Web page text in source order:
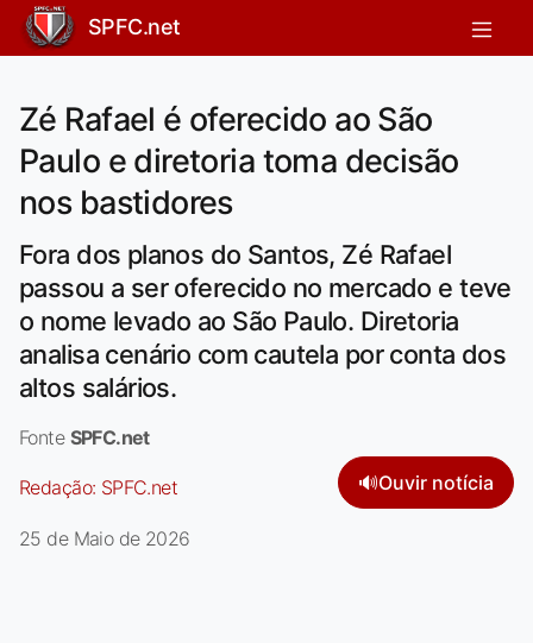
SPFC.net
Zé Rafael é oferecido ao São
Paulo e diretoria toma decisão
nos bastidores
Fora dos planos do Santos, Zé Rafael
passou a ser oferecido no mercado e teve
o nome levado ao São Paulo. Diretoria
analisa cenário com cautela por conta dos
altos salários.
Fonte SPFC.net
Redação: SPFC.net 🔊Ouvir notícia
25 de Maio de 2026